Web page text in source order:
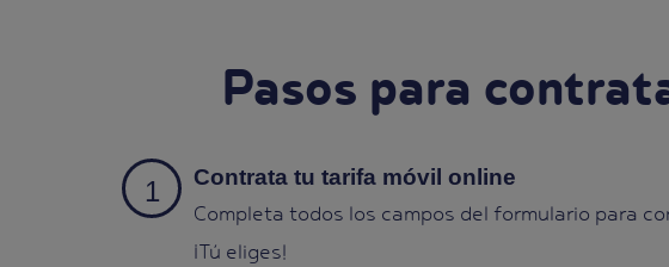
Pasos para
Contrata tu tarifa móvil online
Completa todos los campos del formulario para
¡Tú eliges!